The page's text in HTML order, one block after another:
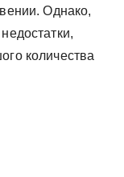
Однако,
количества